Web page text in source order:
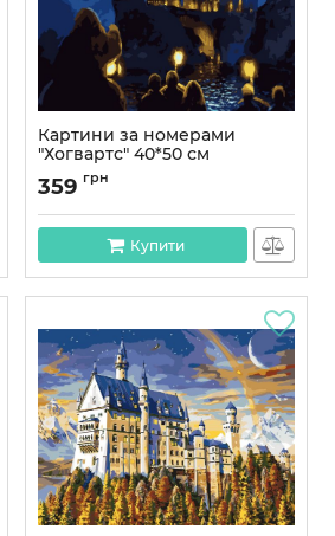
Картини за номерами
"Хогвартс" 40*50 см
Артикул:PN9001
359 грн
Купити